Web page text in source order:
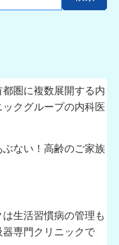
圏に複数展開する内
クグループの内科医
ぶない！高齢のご家族
生活習慣病の管理も
専門クリニックで